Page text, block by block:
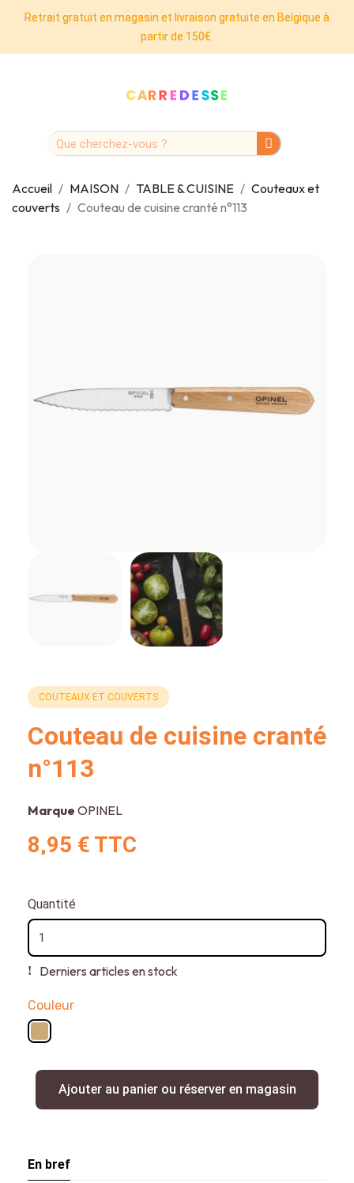
Retrait gratuit en magasin et livraison gratuite en Belgique à
partir de 150€.
Accueil MAISON TABLE & CUISINE
Couteaux et
couverts
Couteau de cuisine cranté n°113
COUTEAUX ET COUVERTS
Couteau de cuisine cranté
n°113
Marque OPINEL
8,95 € TTC
Quantité
Derniers articles en stock
Couleur
Ajouter au panier ou réserver en magasin
En bref